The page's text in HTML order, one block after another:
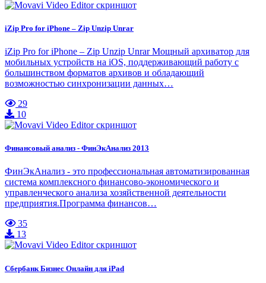
iZip Pro for iPhone – Zip Unzip Unrar
iZip Pro for iPhone – Zip Unzip Unrar Мощный архиватор для
мобильных устройств на iOS, поддерживающий работу с
большинством форматов архивов и обладающий
возможностью синхронизации данных…
29
10
Финансовый анализ - ФинЭкАнализ 2013
ФинЭкАнализ - это профессиональная автоматизированная
система комплексного финансово-экономического и
управленческого анализа хозяйственной деятельности
предприятия.Программа финансов…
35
13
Сбербанк Бизнес Онлайн для iPad